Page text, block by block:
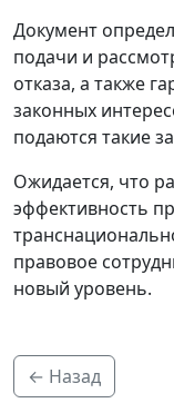
Документ
подачи и
отказа, а также
законных
подаются такие
Ожидается, что
эффективность
правовое
новый уровень.
← Назад